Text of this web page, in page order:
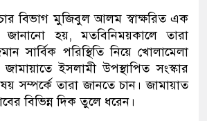
বিভাগ মুজিবুল আলম স্বাক্ষরিত এক
জানানো হয়, মতবিনিময়কালে তারা
সার্বিক পরিস্থিতি নিয়ে খোলামেলা
ইসলামী উপস্থাপিত সংস্কার
সম্পর্কে তারা জানতে চান। জামায়াত
বিভিন্ন দিক তুলে ধরেন।